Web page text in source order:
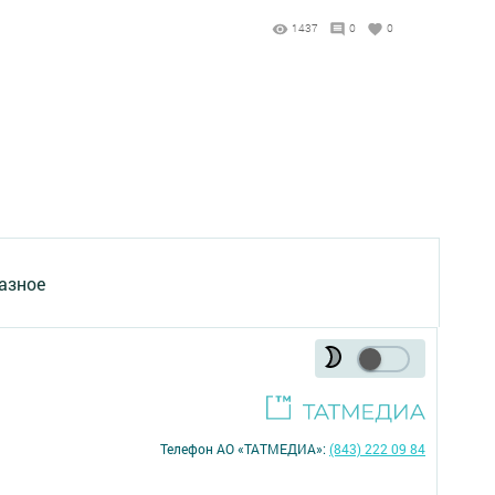
1437 0 0
Телефон АО «ТАТМЕДИА»:(843) 222 09 84